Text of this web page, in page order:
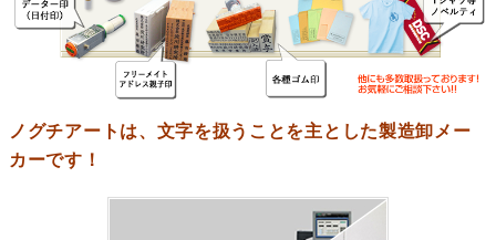
ノグチアートは、文字を扱うことを主とした製造卸メー
カーです！